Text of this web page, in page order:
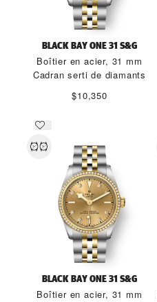
BLACK BAY ONE 31 S&G
Boîtier en acier, 31 mm
Cadran serti de diamants
$10,350
BLACK BAY ONE 31 S&G
Boîtier en acier, 31 mm